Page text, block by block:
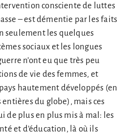
consciente de luttes
– est démentie par les faits
seulement les quelques
sociaux et les longues
n’ont eu que très peu
de vie des femmes, et
hautement développés (en
du globe), mais ces
de plus en plus mis à mal: les
et d’éducation, là où ils